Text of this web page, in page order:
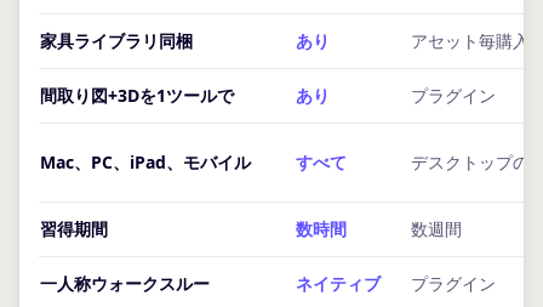
家具ライブラリ同梱 あり アセット毎購入
間取り図+3Dを1ツールで あり プラグイン
Mac、PC、iPad、モバイル すべて デスクトップの
習得期間 数時間 数週間
一人称ウォークスルー ネイティブ プラグイン